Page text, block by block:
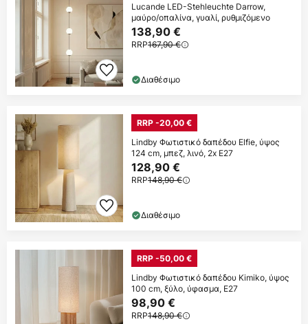
Lucande LED-Stehleuchte Darrow,
μαύρο/οπαλίνα, γυαλί, ρυθμιζόμενο
138,90 €
RRP167,90 €
Διαθέσιμο
RRP -20,00 €
Lindby Φωτιστικό δαπέδου Elfie, ύψος
124 cm, μπεζ, λινό, 2x E27
128,90 €
RRP148,90 €
Διαθέσιμο
RRP -50,00 €
Lindby Φωτιστικό δαπέδου Kimiko, ύψος
100 cm, ξύλο, ύφασμα, E27
98,90 €
RRP148,90 €